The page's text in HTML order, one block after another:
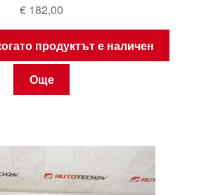
€ 182,00
продуктът е наличен
Още